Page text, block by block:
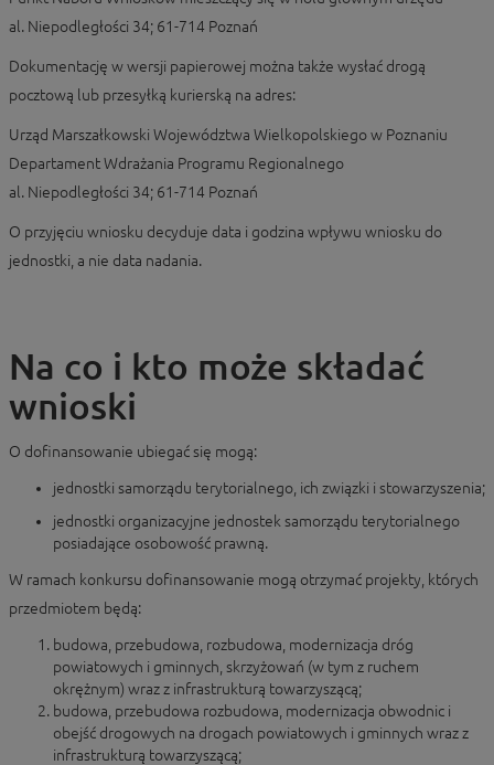
al. Niepodległości 34; 61-714 Poznań
Dokumentację w wersji papierowej można także wysłać drogą
pocztową lub przesyłką kurierską na adres:
Urząd Marszałkowski Województwa Wielkopolskiego w Poznaniu
Departament Wdrażania Programu Regionalnego
al. Niepodległości 34; 61-714 Poznań
O przyjęciu wniosku decyduje data i godzina wpływu wniosku do
jednostki, a nie data nadania.
Na co i kto może składać
wnioski
O dofinansowanie ubiegać się mogą:
jednostki samorządu terytorialnego, ich związki i stowarzyszenia;
jednostki organizacyjne jednostek samorządu terytorialnego
posiadające osobowość prawną.
W ramach konkursu dofinansowanie mogą otrzymać projekty, których
przedmiotem będą:
budowa, przebudowa, rozbudowa, modernizacja dróg
powiatowych i gminnych, skrzyżowań (w tym z ruchem
okrężnym) wraz z infrastrukturą towarzyszącą;
budowa, przebudowa rozbudowa, modernizacja obwodnic i
obejść drogowych na drogach powiatowych i gminnych wraz z
infrastrukturą towarzyszącą;